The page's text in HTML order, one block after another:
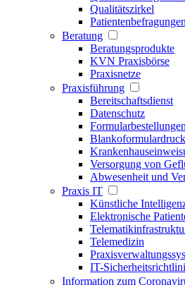
Qualitätszirkel
Patientenbefragungen
Beratung
Beratungsprodukte
KVN Praxisbörse
Praxisnetze
Praxisführung
Bereitschaftsdienst
Datenschutz
Formularbestellungen
Blankoformulardruck
Versorgung von
Abwesenheit und
Praxis IT
Künstliche
Elektronische
Telemedizin
IT-
Information zum